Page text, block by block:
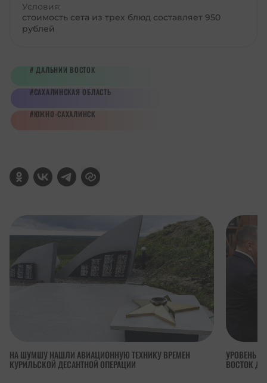
Условия:
стоимость сета из трех блюд составляет 950
рублей
ДАЛЬНИЙ ВОСТОК
САХАЛИНСКАЯ ОБЛАСТЬ
ЮЖНО-САХАЛИНСК
НА ШУМШУ НАШЛИ АВИАЦИОННУЮ ТЕХНИКУ ВРЕМЕН
КУРИЛЬСКОЙ ДЕСАНТНОЙ ОПЕРАЦИИ
УРОВЕНЬ
ВОСТОК